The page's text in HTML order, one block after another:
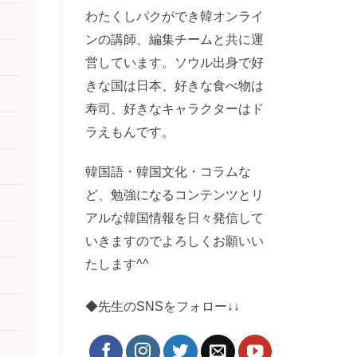
わたくしパクができ韓オンライ
ンの講師、編集チームと共に運
営しています。ソウル出身で好
きな国は日本、好きな食べ物は
寿司、好きなキャラクターはド
ラえもんです。
韓国語・韓国文化・コラムな
ど、勉強になるコンテンツとリ
アルな韓国情報を日々発信して
いきますのでよろしくお願いい
たします^^
◆先生のSNSをフォロー↓↓